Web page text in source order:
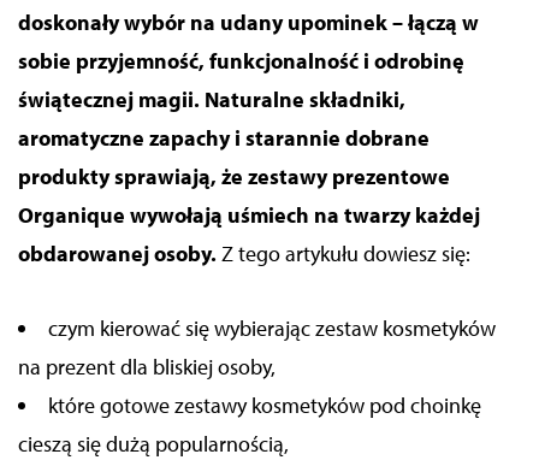
doskonały wybór na udany upominek – łączą w
sobie przyjemność, funkcjonalność i odrobinę
świątecznej magii. Naturalne składniki,
aromatyczne zapachy i starannie dobrane
produkty sprawiają, że zestawy prezentowe
Organique wywołają uśmiech na twarzy każdej
obdarowanej osoby. Z tego artykułu dowiesz się:
czym kierować się wybierając zestaw kosmetyków
na prezent dla bliskiej osoby,
które gotowe zestawy kosmetyków pod choinkę
cieszą się dużą popularnością,